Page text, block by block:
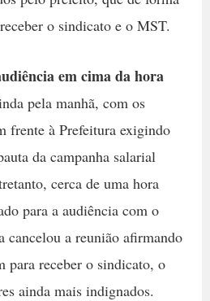
o sindicato e o MST.
em cima da hora
pela manhã, com os
frente à Prefeitura exigindo
da campanha salarial
cerca de uma hora
para a audiência com o
cancelou a reunião afirmando
para receber o sindicato, o
ainda mais indignados.